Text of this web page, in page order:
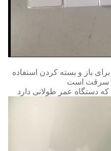
باز و بسته کردن استفاده
سرقت است